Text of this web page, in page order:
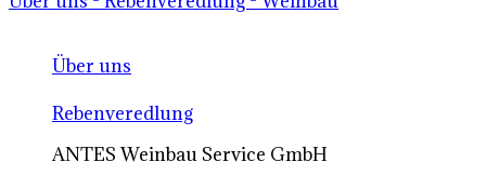
Über uns
Rebenveredlung
ANTES Weinbau Service GmbH